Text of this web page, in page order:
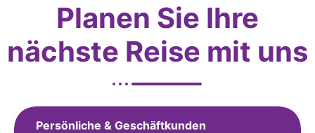
Planen Sie Ihre
nächste Reise mit uns
Persönliche & Geschäftkunden